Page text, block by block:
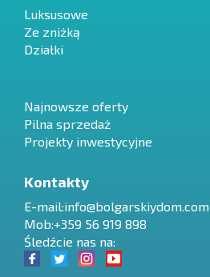
Luksusowe
Ze zniżką
Działki
Najnowsze oferty
Pilna sprzedaż
Projekty inwestycyjne
Kontakty
E-mail:info@bolgarskiydom.com
Mob:+359 56 919 898
Śledźcie nas na: